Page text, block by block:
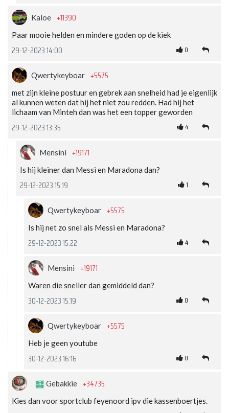
Kaloe +11390
Paar mooie helden en mindere goden op de kiek
29-12-2023 14:00 0
Qwertykeyboar +5575
met zijn kleine postuur en gebrek aan snelheid had je eigenlijk
al kunnen weten dat hij het niet zou redden. Had hij het
lichaam van Minteh dan was het een topper geworden
29-12-2023 13:35 4
Mensini +19171
Is hij kleiner dan Messi en Maradona dan?
29-12-2023 15:19 1
Qwertykeyboar +5575
Is hij net zo snel als Messi en Maradona?
29-12-2023 15:22 4
Mensini +19171
Waren die sneller dan gemiddeld dan?
30-12-2023 15:19 0
Qwertykeyboar +5575
Heb je geen youtube
30-12-2023 16:16 0
Gebakkie +34735
Kies dan voor sportclub feyenoord ipv die kassenboertjes.